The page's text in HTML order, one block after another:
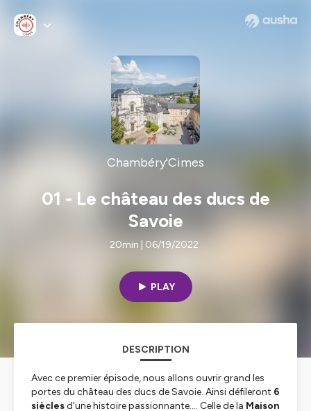
Chambéry'Cimes
01 - Le château des ducs de
Savoie
20min | 06/19/2022
PLAY
DESCRIPTION
Avec ce premier épisode, nous allons ouvrir grand les
portes du château des ducs de Savoie. Ainsi défileront 6
sièclesd’une histoire passionnante…. Celle de la Maison